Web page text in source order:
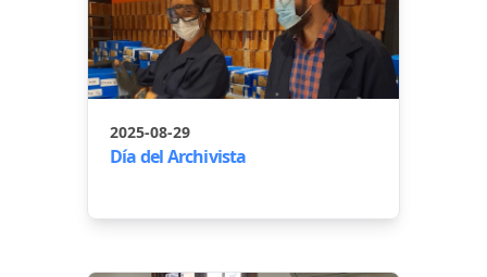
2025-08-29
Día del Archivista